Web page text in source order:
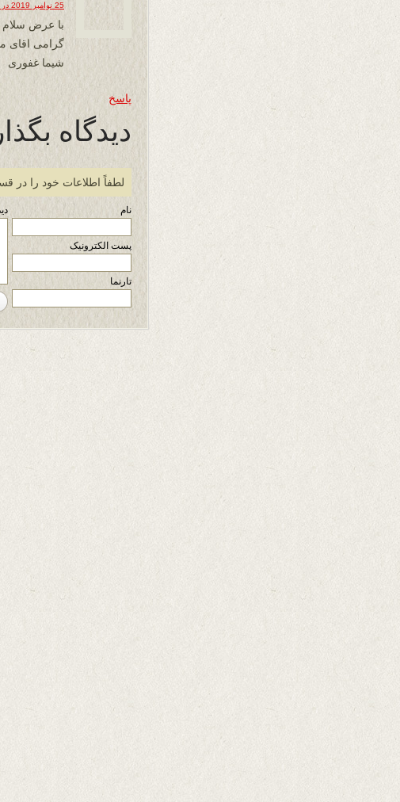
25 نوامبر 2019 در 20:03
گرامی اقای
شیما غفوری
پاسخ
دیدگاه
لطفاً اطلاعات خود را در
نام
پست الکترونیک
تارنما